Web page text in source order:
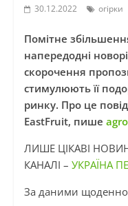
30.12.2022 огірки
Помітне
напередодні
скорочення
стимулюють її
ринку. Про це
EastFruit, пише
ЛИШЕ ЦІКАВІ
КАНАЛІ – УКРАЇНА
За даними